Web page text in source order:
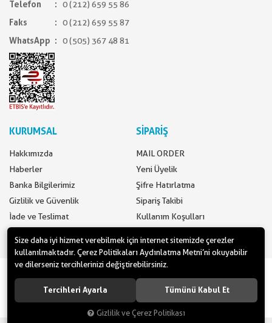
Telefon
0 (212) 659 55 86
Faks
0 (212) 659 55 87
WhatsApp
0 (505) 367 48 81
KURUMSAL
Hakkımızda
Haberler
Banka Bilgilerimiz
Gizlilik ve Güvenlik
İade ve Teslimat
SİPARİŞ
MAIL ORDER
Yeni Üyelik
Şifre Hatırlatma
Sipariş Takibi
Kullanım Koşulları
www.yilbasimalzemeleri.com - www.partidolu.com bir Pandoli Parti
Kuruluşudur. © 2018 Pandoli Parti Malzemeleri Tüm hakları saklıdır.
Size daha iyi hizmet verebilmek için internet sitemizde çerezler
kullanılmaktadır. Çerez Politikaları Aydınlatma Metni’ni okuyabilir
ve dilerseniz tercihlerinizi değiştirebilirsiniz.
Tercihleri Ayarla Tümünü Kabul Et
Gizlilik ve Çerez Politikası